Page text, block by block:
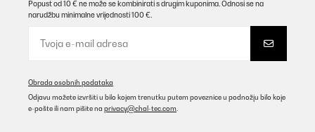
justement parce qu'il y a un moteur qu'il y a un léger
vombrissement. Un modèle à manivelle serait en effet peut-être
plus silencieux ! Reste à voir à l'usage s'il fonctionne bien sur le
si ça ne sert pas à grand chose. Les coussins sont à peu dur à
mettre autour des bracelets, il faut forcer un peu. Une fois
ailleurs, l'envoi a été très rapide (je l'ai reçu deux jours avant la
date indiquée) et le suivi de la commande est assez efficace
(Klarstein envoie des messages à chaque étape).Seul bémol : le
modèle n'est pas fourni avec un adaptateur secteur et le cordon
Popust od 10 € ne može se kombinirati s drugim kuponima. Odnosi se na
narudžbu minimalne vrijednosti 100 €.
Obrada osobnih podataka
Odjavu možete izvršiti u bilo kojem trenutku putem poveznice u podnožju bilo koje
e-pošte ili nam pišite na privacy@chal-tec.com